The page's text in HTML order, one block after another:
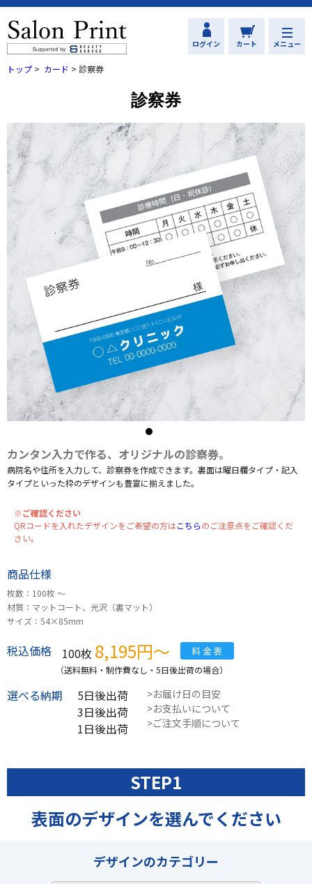
ログイン カート メニュー
トップ > カード > 診察券
診察券
カンタン入力で作る、オリジナルの診察券。
病院名や住所を入力して、診察券を作成できます。裏面は曜日欄タイプ・記入
タイプといった枠のデザインも豊富に揃えました。
※ご確認ください
QRコードを入れたデザインをご希望の方はこちらのご注意点をご確認くだ
さい。
商品仕様
枚数：100枚 〜
材質：マットコート、光沢（裏マット）
サイズ：54×85mm
税込価格 100枚 8,195円〜 料金表
（送料無料・制作費なし・5日後出荷の場合）
選べる納期 5日後出荷
3日後出荷
1日後出荷
お届け日の目安
お支払いについて
ご注文手順について
STEP1
表面のデザインを選んでください
デザインのカテゴリー